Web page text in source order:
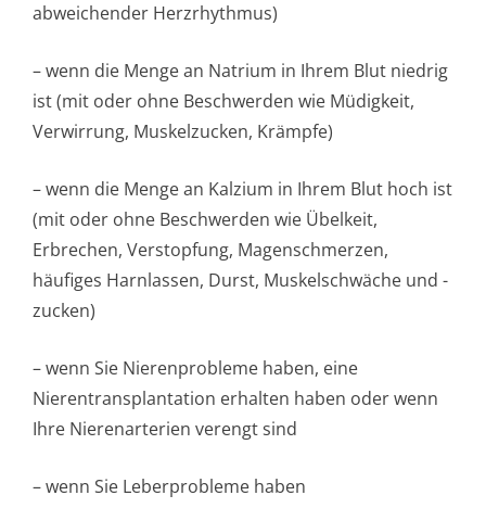
abweichender Herzrhythmus)
– wenn die Menge an Natrium in Ihrem Blut niedrig
ist (mit oder ohne Beschwerden wie Müdigkeit,
Verwirrung, Muskelzucken, Krämpfe)
– wenn die Menge an Kalzium in Ihrem Blut hoch ist
(mit oder ohne Beschwerden wie Übelkeit,
Erbrechen, Verstopfung, Magenschmerzen,
häufiges Harnlassen, Durst, Muskelschwäche und -
zucken)
– wenn Sie Nierenprobleme haben, eine
Nierentransplan­tation erhalten haben oder wenn
Ihre Nierenarterien verengt sind
– wenn Sie Leberprobleme haben